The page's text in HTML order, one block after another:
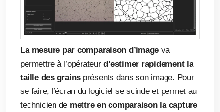
La mesure par comparaison d’image va
permettre à l’opérateurd’estimer rapidement la
taille des grains présents dans son image. Pour
se faire, l’écran du logiciel se scinde et permet au
technicien de mettre en comparaison la capture